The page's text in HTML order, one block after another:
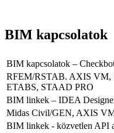
BIM kapcsolatok
BIM kapcsolatok –
RFEM/RSTAB. AXIS VM,
ETABS, STAAD PRO
BIM linkek – IDEA
Midas Civil/GEN, AXIS
BIM linkek - közvetlen API